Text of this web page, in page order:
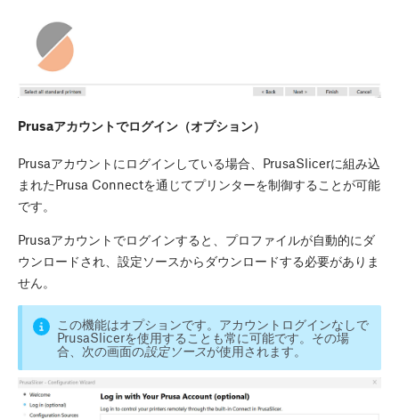
Prusaアカウントでログイン（オプション）
Prusaアカウントにログインしている場合、PrusaSlicerに組み込
まれたPrusa Connectを通じてプリンターを制御することが可能
です。
Prusaアカウントでログインすると、プロファイルが自動的にダ
ウンロードされ、設定ソースからダウンロードする必要がありま
せん。
この機能はオプションです。アカウントログインなしで
PrusaSlicerを使用することも常に可能です。その場
合、次の画面の設定ソースが使用されます。